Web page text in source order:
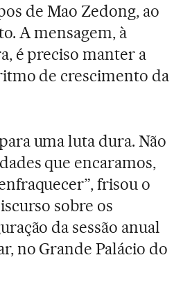
de Mao Zedong, ao
A mensagem, à
é preciso manter a
de crescimento da
uma luta dura. Não
que encaramos,
frisou o
sobre os
da sessão anual
no Grande Palácio do